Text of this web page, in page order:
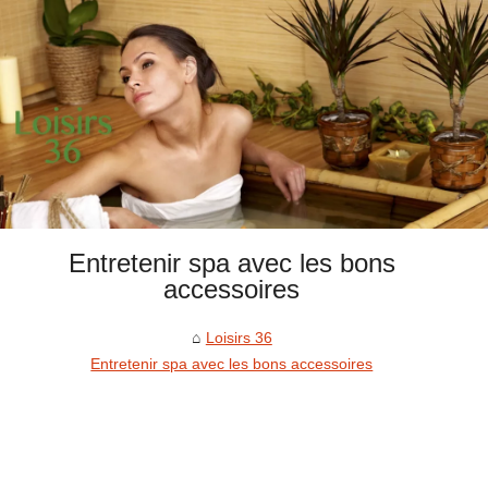
Entretenir spa avec les bons
accessoires
Loisirs 36
Entretenir spa avec les bons accessoires